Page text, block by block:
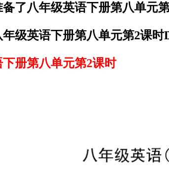
了八年级英语下册第八单元
级英语下册第八单元第2课时
册第八单元第2课时